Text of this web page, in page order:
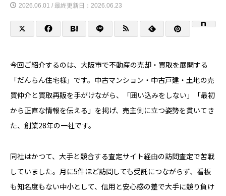
2026.06.01 / 最終更新日：2026.06.23
今回ご紹介するのは、大阪市で不動産の売却・買取を展開する
「だんらん住宅様」です。中古マンション・中古戸建・土地の売
買仲介と買取再販を手がけながら、「囲い込みをしない」「最初
から正直な情報を伝える」を掲げ、売主側に立つ姿勢を貫いてき
た、創業28年の一社です。
同社はかつて、大手と競合する査定サイト経由の訪問査定で苦戦
していました。月に5件ほど訪問しても受託につながらず、看板
も知名度もない中小として、信用と安心感の差で大手に競り負け